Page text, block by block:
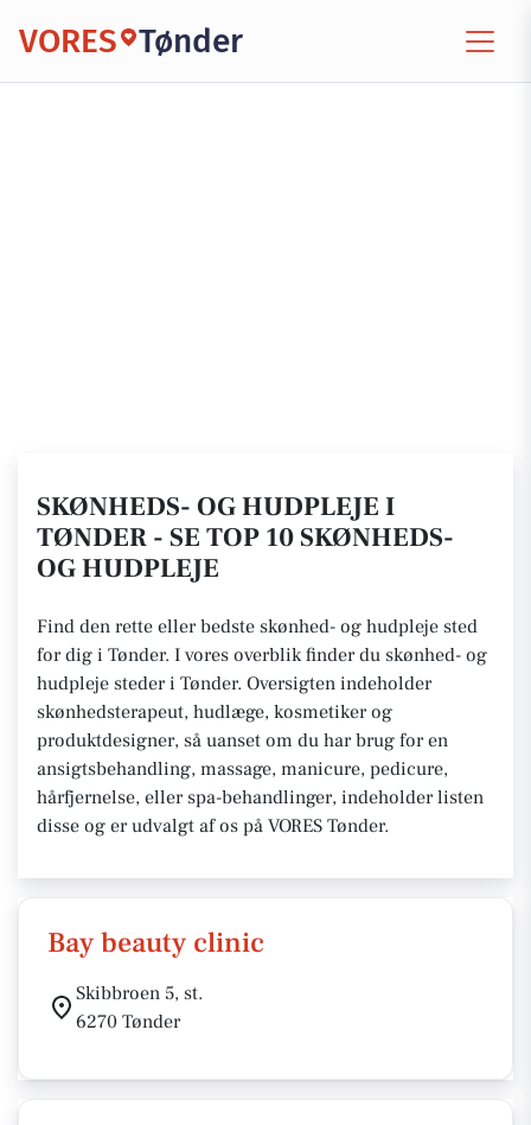
VORES Tønder
SKØNHEDS- OG HUDPLEJE I
TØNDER - SE TOP 10 SKØNHEDS-
OG HUDPLEJE
Find den rette eller bedste skønhed- og hudpleje sted
for dig i Tønder. I vores overblik finder du skønhed- og
hudpleje steder i Tønder. Oversigten indeholder
skønhedsterapeut, hudlæge, kosmetiker og
produktdesigner, så uanset om du har brug for en
ansigtsbehandling, massage, manicure, pedicure,
hårfjernelse, eller spa-behandlinger, indeholder listen
disse og er udvalgt af os på VORES Tønder.
Bay beauty clinic
Skibbroen 5, st.
6270 Tønder